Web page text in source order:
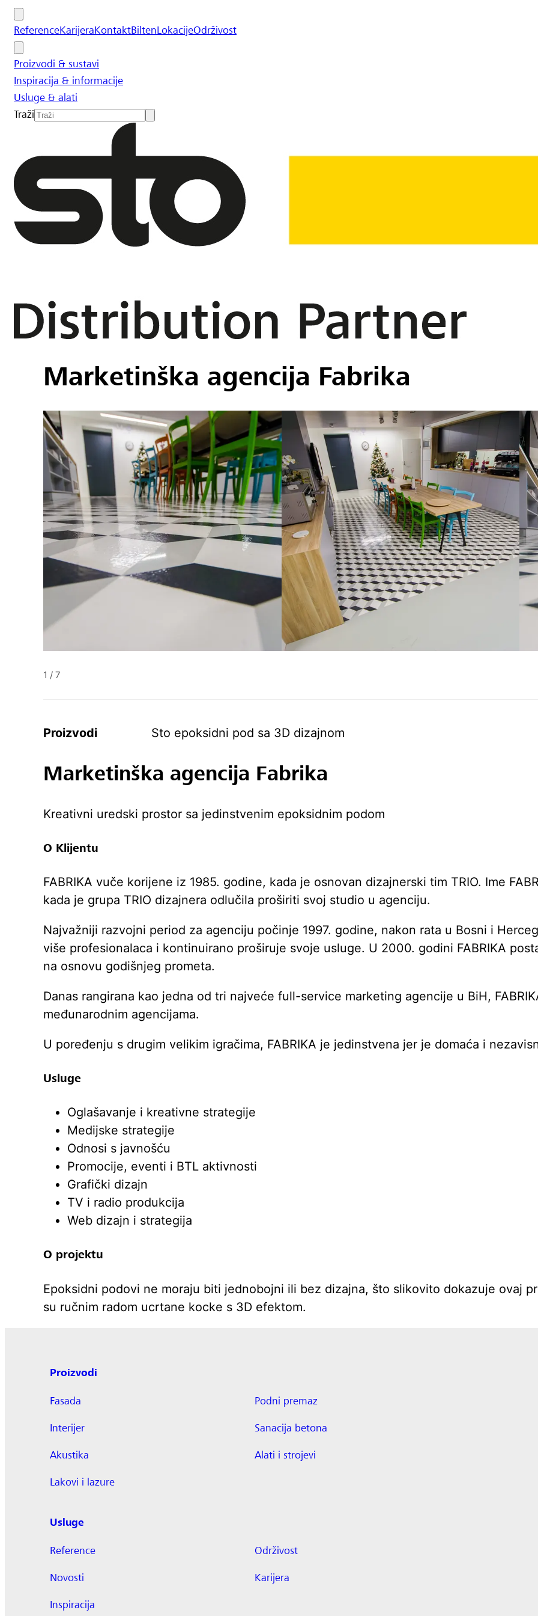
ReferenceKarijeraKontaktBiltenLokacijeOdrživost
Proizvodi & sustavi
Inspiracija & informacije
Usluge & alati
Traži
Marketinška agencija Fabrika
1 / 7
Proizvodi Sto epoksidni pod sa 3D dizajnom
Marketinška agencija Fabrika
Kreativni uredski prostor sa jedinstvenim epoksidnim podom
O Klijentu
FABRIKA vuče korijene iz 1985. godine, kada je osnovan dizajnerski tim TRIO. Ime
kada je grupa TRIO dizajnera odlučila proširiti svoj studio u agenciju.
Najvažniji razvojni period za agenciju počinje 1997. godine, nakon rata u Bosni i
više profesionalaca i kontinuirano proširuje svoje usluge. U 2000. godini FABRIKA
na osnovu godišnjeg prometa.
Danas rangirana kao jedna od tri najveće full-service marketing agencije u BiH,
međunarodnim agencijama.
U poređenju s drugim velikim igračima, FABRIKA je jedinstvena jer je domaća i
Usluge
Oglašavanje i kreativne strategije
Medijske strategije
Odnosi s javnošću
Promocije, eventi i BTL aktivnosti
Grafički dizajn
TV i radio produkcija
Web dizajn i strategija
O projektu
Epoksidni podovi ne moraju biti jednobojni ili bez dizajna, što slikovito dokazuje ovaj
su ručnim radom ucrtane kocke s 3D efektom.
Proizvodi
Fasada
Interijer
Akustika
Lakovi i lazure
Podni premaz
Sanacija betona
Alati i strojevi
Usluge
Reference
Novosti
Inspiracija
Održivost
Karijera